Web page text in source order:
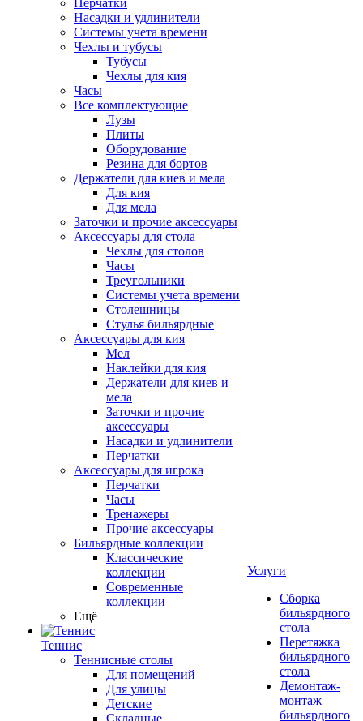
Перчатки
Насадки и удлинители
Системы учета времени
Чехлы и тубусы
Тубусы
Чехлы для кия
Часы
Все комплектующие
Лузы
Плиты
Оборудование
Резина для бортов
Держатели для киев и мела
Для кия
Для мела
Заточки и прочие аксессуары
Аксессуары для стола
Чехлы для столов
Часы
Треугольники
Системы учета времени
Столешницы
Стулья бильярдные
Аксессуары для кия
Мел
Наклейки для кия
Держатели для киев и
мела
Заточки и прочие
аксессуары
Насадки и удлинители
Перчатки
Аксессуары для игрока
Перчатки
Часы
Тренажеры
Прочие аксессуары
Бильярдные коллекции
Классические
коллекции
Современные
коллекции
Ещё
Теннис
Теннисные столы
Для помещений
Для улицы
Детские
Складные
Услуги
Сборка
бильярдного
стола
Перетяжка
бильярдного
стола
Демонтаж-
монтаж
бильярдного